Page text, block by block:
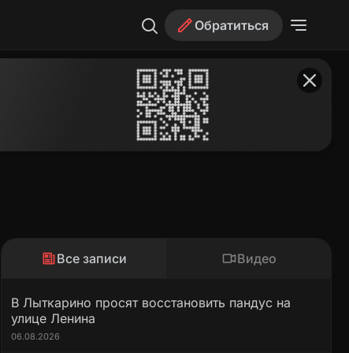
Обратиться
Все записи Видео
В Лыткарино просят восстановить пандус на
улице Ленина
06.08.2026